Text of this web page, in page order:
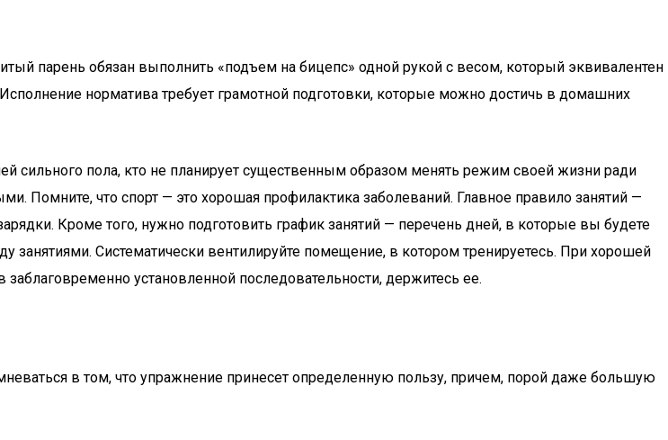
парень обязан выполнить «подъем на бицепс» одной рукой с весом, который эквивалентен
норматива требует грамотной подготовки, которые можно достичь в домашних
сильного пола, кто не планирует существенным образом менять режим своей жизни ради
Помните, что спорт — это хорошая профилактика заболеваний. Главное правило занятий —
Кроме того, нужно подготовить график занятий — перечень дней, в которые вы будете
занятиями. Систематически вентилируйте помещение, в котором тренируетесь. При хорошей
установленной последовательности, держитесь ее.
в том, что упражнение принесет определенную пользу, причем, порой даже большую